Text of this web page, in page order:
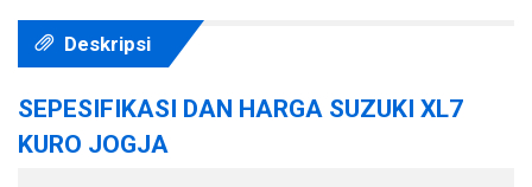
SEPESIFIKASI DAN HARGA SUZUKI XL7
KURO JOGJA
Type